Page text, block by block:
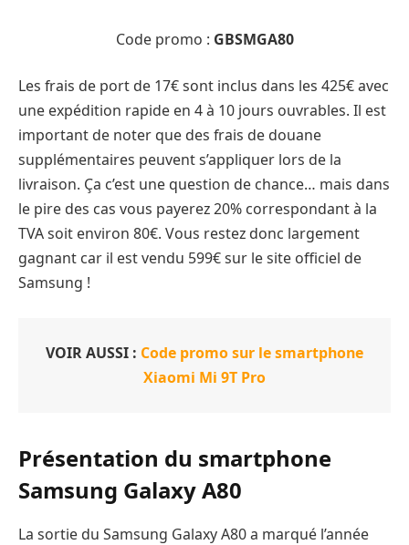
Code promo : GBSMGA80
Les frais de port de 17€ sont inclus dans les 425€ avec
une expédition rapide en 4 à 10 jours ouvrables. Il est
important de noter que des frais de douane
supplémentaires peuvent s’appliquer lors de la
livraison. Ça c’est une question de chance… mais dans
le pire des cas vous payerez 20% correspondant à la
TVA soit environ 80€. Vous restez donc largement
gagnant car il est vendu 599€ sur le site officiel de
Samsung !
VOIR AUSSI : Code promo sur le smartphone
Xiaomi Mi 9T Pro
Présentation du smartphone
Samsung Galaxy A80
La sortie du Samsung Galaxy A80 a marqué l’année